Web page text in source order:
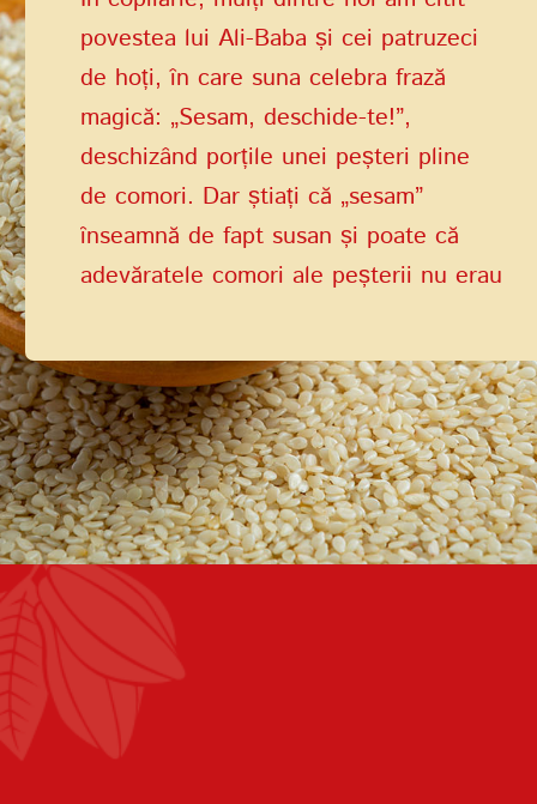
povestea lui Ali-Baba și cei patruzeci
de hoți, în care suna celebra frază
magică: „Sesam, deschide-te!”,
deschizând porțile unei peșteri pline
de comori. Dar știați că „sesam”
înseamnă de fapt susan și poate că
adevăratele comori ale peșterii nu erau
vitalitatea pe care aceste semințe
vindecătoare le pot oferi?
CODUL PARTICIPANTULUI PROGRAMULUI DE
LOIALITATE
PAROLĂ
REPETAȚI PAROLA
PAROLĂ
Ați uitat parola?
AUTENTIFICARE
CREAȚI UN CONT
AUTENTIFICARE
PHONE
CREAȚI UN CONT